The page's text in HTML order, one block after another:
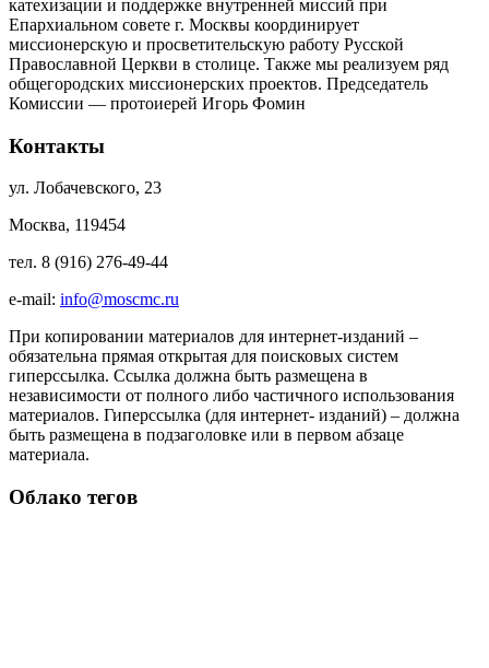
катехизации и поддержке внутренней миссий при
Епархиальном совете г. Москвы координирует
миссионерскую и просветительскую работу Русской
Православной Церкви в столице. Также мы реализуем ряд
общегородских миссионерских проектов. Председатель
Комиссии — протоиерей Игорь Фомин
Контакты
ул. Лобачевского, 23
Москва, 119454
тел. 8 (916) 276-49-44
e-mail: info@moscmc.ru
При копировании материалов для интернет-изданий –
обязательна прямая открытая для поисковых систем
гиперссылка. Ссылка должна быть размещена в
независимости от полного либо частичного использования
материалов. Гиперссылка (для интернет- изданий) – должна
быть размещена в подзаголовке или в первом абзаце
материала.
Облако тегов